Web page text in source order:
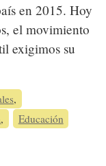
en 2015. Hoy
el movimiento
exigimos su
Educación